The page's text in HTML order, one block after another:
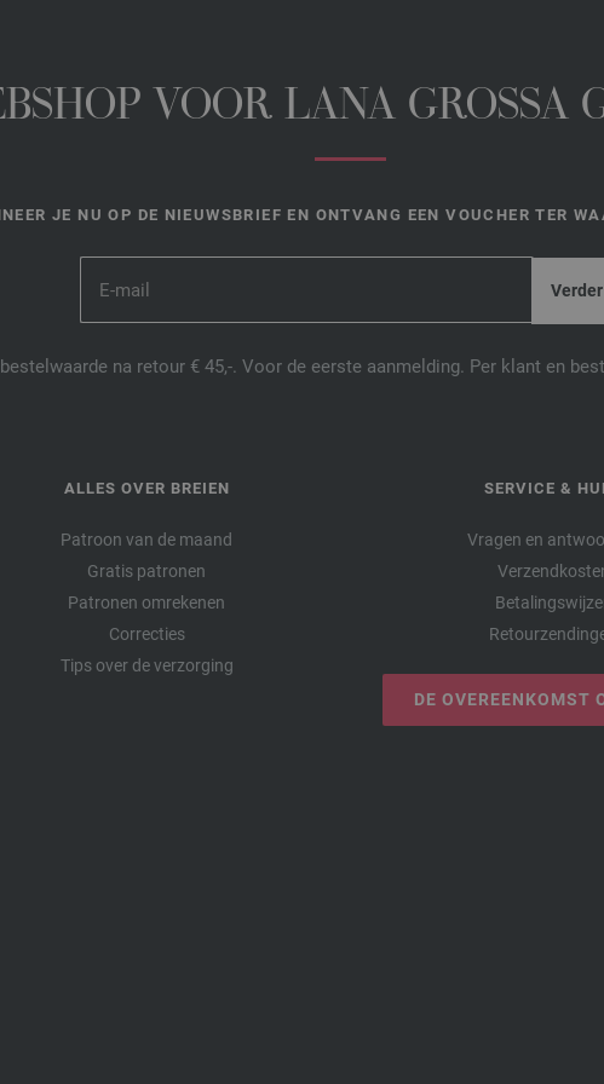
VOOR LANA GROSSA
JE NU OP DE NIEUWSBRIEF EN ONTVANG EEN VOUCHER TER
na retour € 45,-. Voor de eerste aanmelding. Per klant en
ALLES OVER BREIEN
Patroon van de maand
Gratis patronen
Patronen omrekenen
Correcties
Tips over de verzorging
SERVICE &
Vragen en
DE OVEREENKOMST